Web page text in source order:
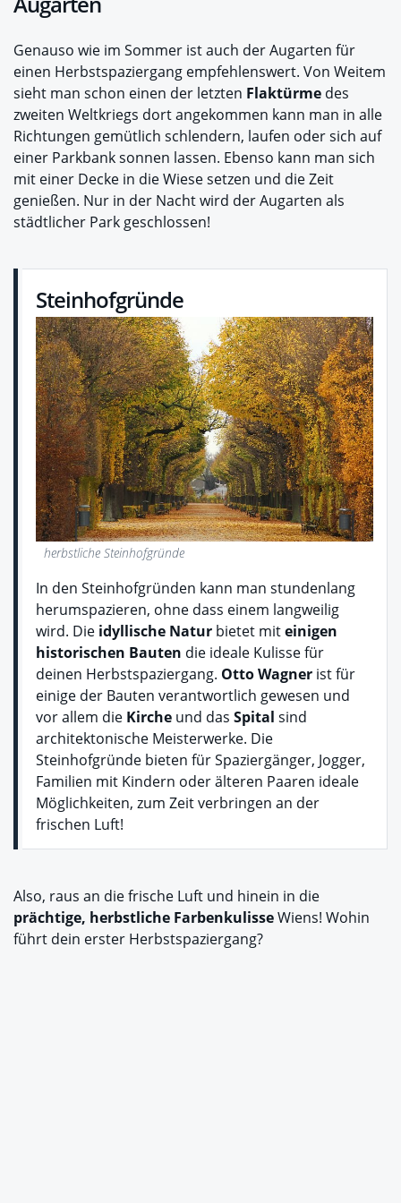
Genauso wie im Sommer ist auch der Augarten für
einen Herbstspaziergang empfehlenswert. Von Weitem
sieht man schon einen der letzten Flaktürme des
zweiten Weltkriegs dort angekommen kann man in alle
Richtungen gemütlich schlendern, laufen oder sich auf
einer Parkbank sonnen lassen. Ebenso kann man sich
mit einer Decke in die Wiese setzen und die Zeit
genießen. Nur in der Nacht wird der Augarten als
städtlicher Park geschlossen!
Steinhofgründe
herbstliche Steinhofgründe
In den Steinhofgründen kann man stundenlang
herumspazieren, ohne dass einem langweilig
wird. Die idyllische Natur bietet miteinigen
historischen Bauten die ideale Kulisse für
deinen Herbstspaziergang. Otto Wagner ist für
einige der Bauten verantwortlich gewesen und
vor allem die Kirche und das Spital sind
architektonische Meisterwerke. Die
Steinhofgründe bieten für Spaziergänger, Jogger,
Familien mit Kindern oder älteren Paaren ideale
Möglichkeiten, zum Zeit verbringen an der
frischen Luft!
Also, raus an die frische Luft und hinein in die
prächtige, herbstliche FarbenkulisseWiens! Wohin
führt dein erster Herbstspaziergang?